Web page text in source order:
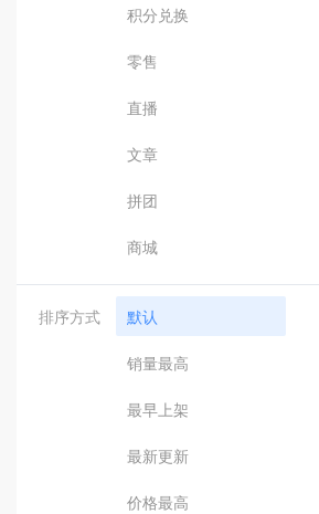
积分兑换
零售
直播
文章
拼团
商城
排序方式 默认
销量最高
最早上架
最新更新
价格最高